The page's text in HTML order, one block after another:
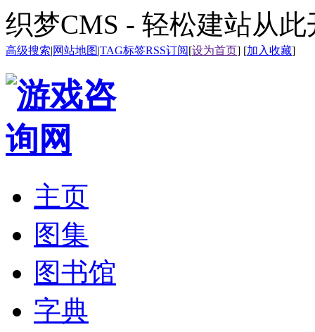
织梦CMS - 轻松建站从此
高级搜索|网站地图|TAG标签RSS订阅[设为首页] [加入收藏]
主页
图集
图书馆
字典